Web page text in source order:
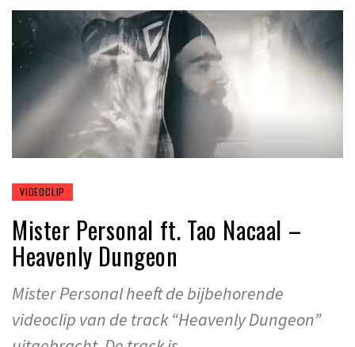
VIDEOCLIP
Mister Personal ft. Tao Nacaal –
Heavenly Dungeon
Mister Personal heeft de bijbehorende
videoclip van de track “Heavenly Dungeon”